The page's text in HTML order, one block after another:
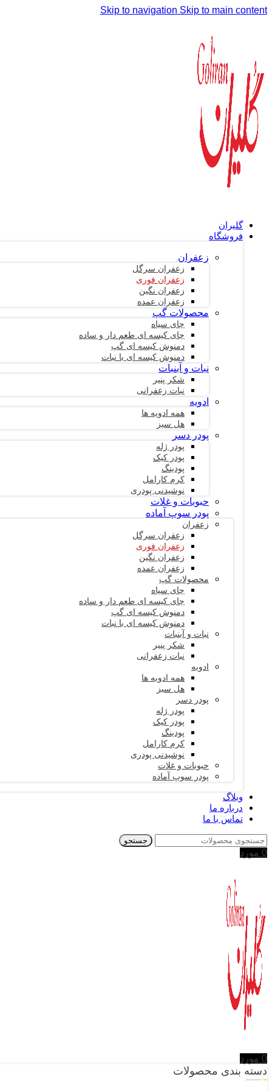
Skip to navigation Skip to main content
گلیران
فروشگاه
زعفران
زعفران سرگل
زعفران فوری
زعفران نگین
زعفران عمده
محصولات گپ
چای سیاه
چای کیسه ای طعم دار و ساده
دمنوش کیسه ای گپ
دمنوش کیسه ای با نبات
نبات و آبنبات
شکر پنیر
نبات زعفرانی
ادویه
همه ادویه ها
هل سبز
پودر دسر
پودر ژله
پودر کیک
پودینگ
کرم کارامل
نوشیدنی پودری
حبوبات و غلات
پودر سوپ آماده
زعفران
زعفران سرگل
زعفران فوری
زعفران نگین
زعفران عمده
محصولات گپ
چای سیاه
چای کیسه ای طعم دار و ساده
دمنوش کیسه ای گپ
دمنوش کیسه ای با نبات
نبات و آبنبات
شکر پنیر
نبات زعفرانی
ادویه
همه ادویه ها
هل سبز
پودر دسر
پودر ژله
پودر کیک
پودینگ
کرم کارامل
نوشیدنی پودری
حبوبات و غلات
پودر سوپ آماده
وبلاگ
درباره ما
تماس با ما
جستجو
0 مورد
0 مورد
دسته بندی محصولات